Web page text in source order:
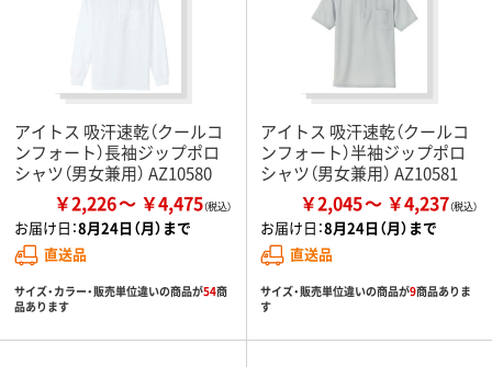
アイトス 吸汗速乾（クールコ
ンフォート）長袖ジップポロ
シャツ（男女兼用） AZ10580
￥2,226 ￥4,475
お届け日：8月24日（月）まで
直送品
サイズ・カラー・販売単位違いの商品が54商
品あります
アイトス 吸汗速乾（クールコ
ンフォート）半袖ジップポロ
シャツ（男女兼用） AZ10581
￥2,045 ￥4,237
お届け日：8月24日（月）まで
直送品
サイズ・販売単位違いの商品が9商品ありま
す